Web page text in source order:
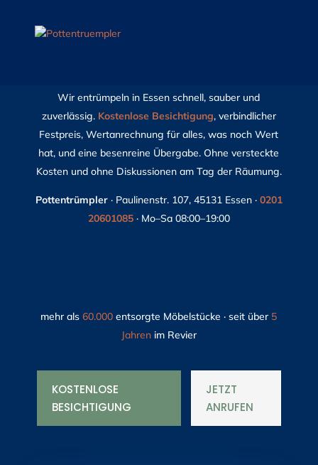
ENTRÜMPELUNG ESSEN
Wir entrümpeln in Essen schnell, sauber und
zuverlässig. Kostenlose Besichtigung, verbindlicher
Festpreis, Wertanrechnung für alles, was noch Wert
hat, und eine besenreine Übergabe. Ohne versteckte
Kosten und ohne Diskussionen am Tag der Räumung.
Pottentrümpler· Paulinenstr. 107, 45131 Essen · 0201
20601085· Mo–Sa 08:00–19:00
mehr als60.000 entsorgte Möbelstücke · seit über 5
Jahrenim Revier
KOSTENLOSE
BESICHTIGUNG
JETZT
ANRUFEN